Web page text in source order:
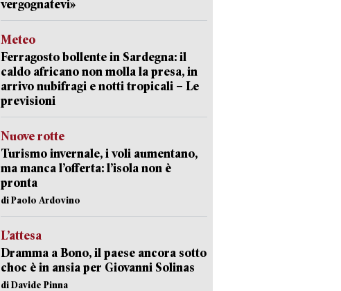
vergognatevi»
Meteo
Ferragosto bollente in Sardegna: il
caldo africano non molla la presa, in
arrivo nubifragi e notti tropicali – Le
previsioni
Nuove rotte
Turismo invernale, i voli aumentano,
ma manca l’offerta: l’isola non è
pronta
di Paolo Ardovino
L’attesa
Dramma a Bono, il paese ancora sotto
choc è in ansia per Giovanni Solinas
di Davide Pinna